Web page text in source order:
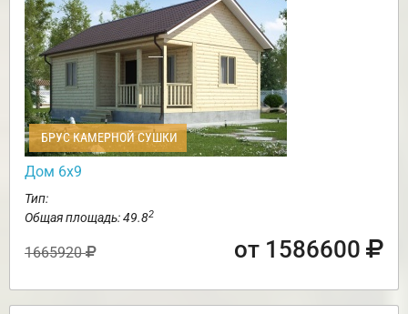
БРУС КАМЕРНОЙ СУШКИ
Дом 6х9
Тип:
Общая площадь: 49.82
1665920 от 1586600